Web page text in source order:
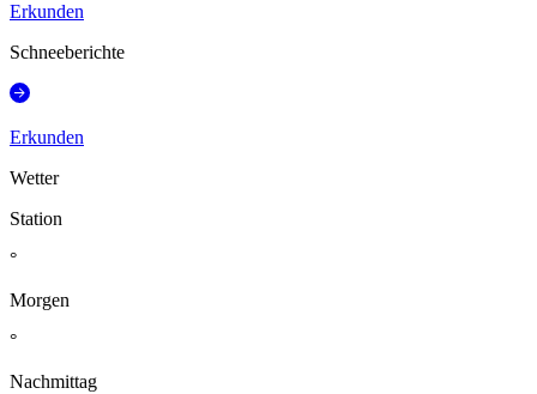
Erkunden
Schneeberichte
Erkunden
Wetter
Station
°
Morgen
°
Nachmittag